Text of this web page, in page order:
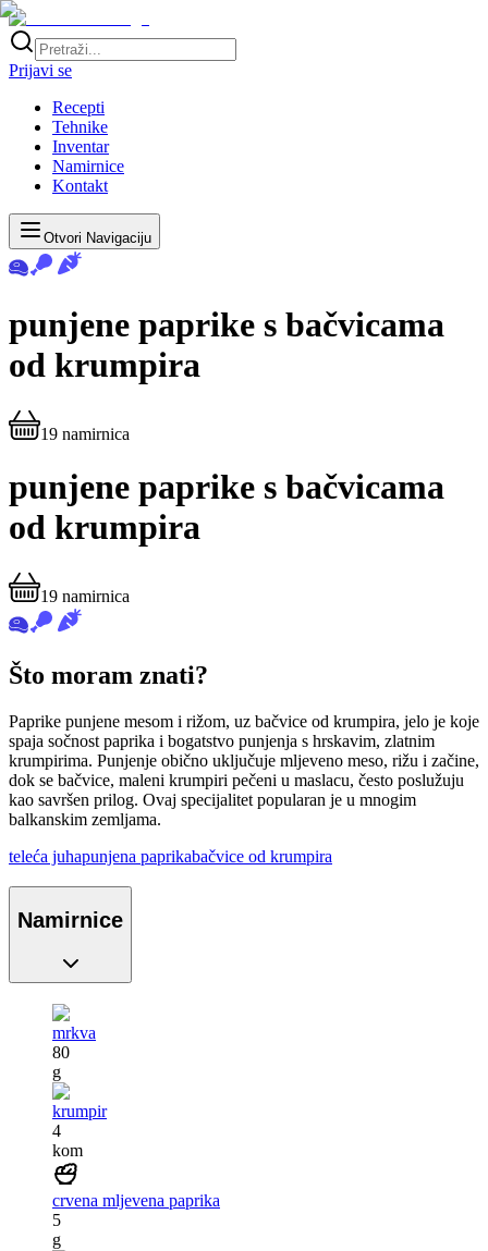
Prijavi se
Recepti
Tehnike
Inventar
Namirnice
Kontakt
Otvori Navigaciju
punjene paprike s bačvicama
od krumpira
19 namirnica
punjene paprike s bačvicama
od krumpira
19 namirnica
Što moram znati?
Paprike punjene mesom i rižom, uz bačvice od krumpira, jelo je koje
spaja sočnost paprika i bogatstvo punjenja s hrskavim, zlatnim
krumpirima. Punjenje obično uključuje mljeveno meso, rižu i začine,
dok se bačvice, maleni krumpiri pečeni u maslacu, često poslužuju
kao savršen prilog. Ovaj specijalitet popularan je u mnogim
balkanskim zemljama.
teleća juhapunjena paprikabačvice od krumpira
Namirnice
mrkva
80
g
krumpir
4
kom
crvena mljevena paprika
5
g